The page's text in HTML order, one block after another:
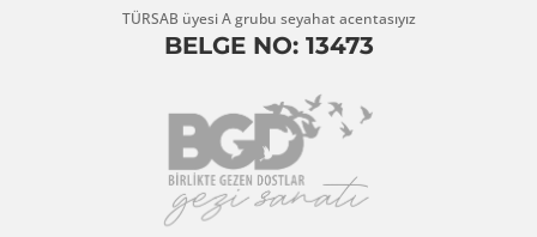
TÜRSAB üyesi A grubu seyahat acentasıyız
BELGE NO: 13473